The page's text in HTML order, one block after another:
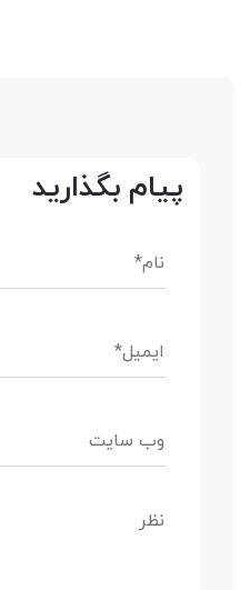
پیام بگذارید